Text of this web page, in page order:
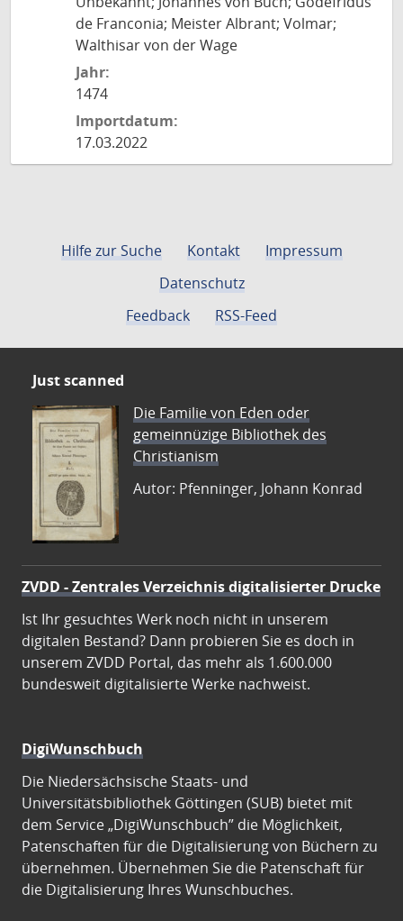
de Franconia; Meister Albrant; Volmar;
Walthisar von der Wage
Jahr:
1474
Importdatum:
17.03.2022
Hilfe zur Suche Kontakt
Impressum
Datenschutz
Feedback
RSS-Feed
Just scanned
Die Familie von Eden oder
gemeinnüzige Bibliothek des
Christianism
Autor: Pfenninger, Johann Konrad
ZVDD - Zentrales Verzeichnis digitalisierter Drucke
Ist Ihr gesuchtes Werk noch nicht in unserem
digitalen Bestand? Dann probieren Sie es doch in
unserem ZVDD Portal, das mehr als 1.600.000
bundesweit digitalisierte Werke nachweist.
DigiWunschbuch
Die Niedersächsische Staats- und
Universitätsbibliothek Göttingen (SUB) bietet mit
dem Service „DigiWunschbuch” die Möglichkeit,
Patenschaften für die Digitalisierung von Büchern zu
übernehmen. Übernehmen Sie die Patenschaft für
die Digitalisierung Ihres Wunschbuches.